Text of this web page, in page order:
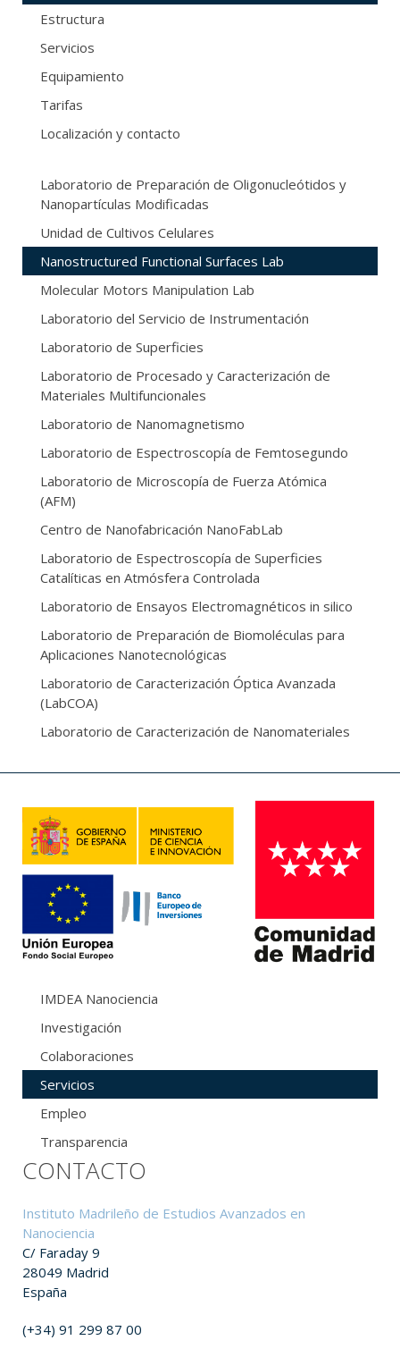
Estructura
Servicios
Equipamiento
Tarifas
Localización y contacto
Laboratorio de Preparación de Oligonucleótidos y
Nanopartículas Modificadas
Unidad de Cultivos Celulares
Nanostructured Functional Surfaces Lab
Molecular Motors Manipulation Lab
Laboratorio del Servicio de Instrumentación
Laboratorio de Superficies
Laboratorio de Procesado y Caracterización de
Materiales Multifuncionales
Laboratorio de Nanomagnetismo
Laboratorio de Espectroscopía de Femtosegundo
Laboratorio de Microscopía de Fuerza Atómica
(AFM)
Centro de Nanofabricación NanoFabLab
Laboratorio de Espectroscopía de Superficies
Catalíticas en Atmósfera Controlada
Laboratorio de Ensayos Electromagnéticos in silico
Laboratorio de Preparación de Biomoléculas para
Aplicaciones Nanotecnológicas
Laboratorio de Caracterización Óptica Avanzada
(LabCOA)
Laboratorio de Caracterización de Nanomateriales
IMDEA Nanociencia
Investigación
Colaboraciones
Servicios
Empleo
Transparencia
CONTACTO
Instituto Madrileño de Estudios Avanzados en
Nanociencia
C/ Faraday 9
28049 Madrid
España
(+34) 91 299 87 00